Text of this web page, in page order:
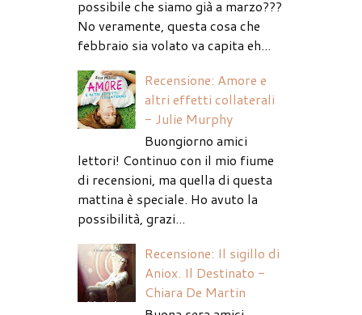
possibile che siamo già a marzo???
No veramente, questa cosa che
febbraio sia volato va capita eh...
Recensione: Amore e
altri effetti collaterali
- Julie Murphy
Buongiorno amici
lettori! Continuo con il mio fiume
di recensioni, ma quella di questa
mattina è speciale. Ho avuto la
possibilità, grazi...
Recensione: Il sigillo di
Aniox. Il Destinato -
Chiara De Martin